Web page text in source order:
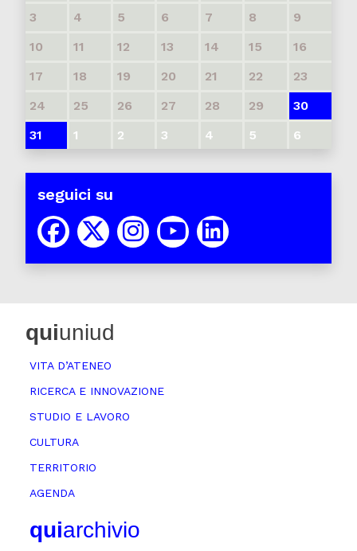
3
4 5 6 7 8
9
10
11 12 13 14 15
16
17
18 19 20 21 22
23
24
25 26 27 28 29
30
31
1 2 3 4 5 6
seguici su
quiuniud
VITA D’ATENEO
RICERCA E INNOVAZIONE
STUDIO E LAVORO
CULTURA
TERRITORIO
AGENDA
quiarchivio